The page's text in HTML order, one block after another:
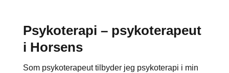
Psykoterapi – psykoterapeut
i Horsens
Som psykoterapeut tilbyder jeg psykoterapi i min